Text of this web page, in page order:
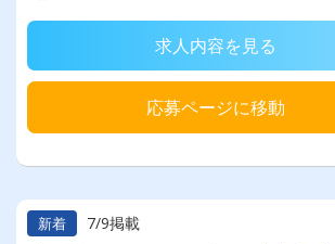
求人内容を見る
応募ページに移動
新着 7/9掲載